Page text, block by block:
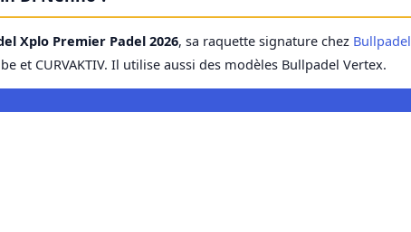
Xplo Premier Padel 2026, sa raquette signature chez Bullpadel
et CURVAKTIV. Il utilise aussi des modèles Bullpadel Vertex.